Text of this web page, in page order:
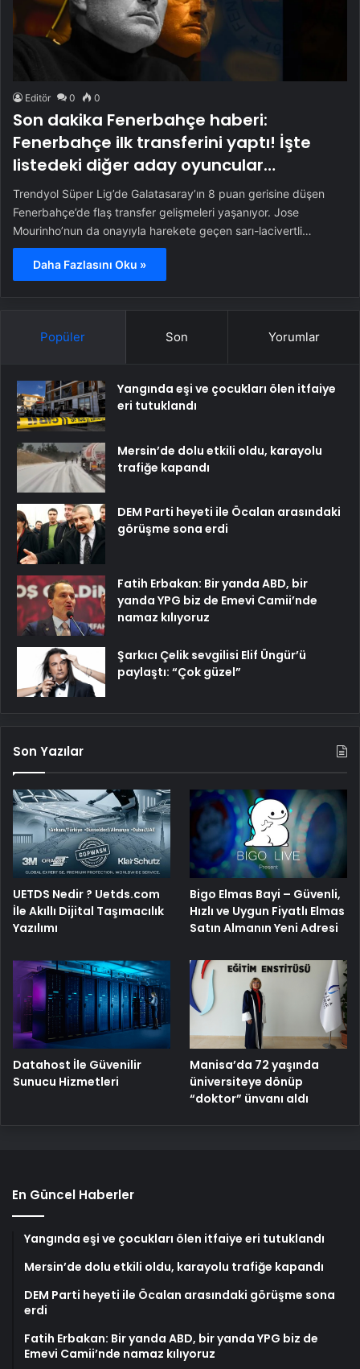
Editör 0 0
Son dakika Fenerbahçe haberi:
Fenerbahçe ilk transferini yaptı! İşte
listedeki diğer aday oyuncular…
Trendyol Süper Lig’de Galatasaray’ın 8 puan gerisine düşen
Fenerbahçe’de flaş transfer gelişmeleri yaşanıyor. Jose
Mourinho’nun da onayıyla harekete geçen sarı-lacivertli…
Daha Fazlasını Oku »
Popüler Son Yorumlar
Yangında eşi ve çocukları ölen itfaiye
eri tutuklandı
Mersin’de dolu etkili oldu, karayolu
trafiğe kapandı
DEM Parti heyeti ile Öcalan arasındaki
görüşme sona erdi
Fatih Erbakan: Bir yanda ABD, bir
yanda YPG biz de Emevi Camii’nde
namaz kılıyoruz
Şarkıcı Çelik sevgilisi Elif Üngür’ü
paylaştı: “Çok güzel”
Son Yazılar
UETDS Nedir ? Uetds.com
İle Akıllı Dijital Taşımacılık
Yazılımı
Bigo Elmas Bayi – Güvenli,
Hızlı ve Uygun Fiyatlı Elmas
Satın Almanın Yeni Adresi
Datahost İle Güvenilir
Sunucu Hizmetleri
Manisa’da 72 yaşında
üniversiteye dönüp
“doktor” ünvanı aldı
En Güncel Haberler
Yangında eşi ve çocukları ölen itfaiye eri tutuklandı
Mersin’de dolu etkili oldu, karayolu trafiğe kapandı
DEM Parti heyeti ile Öcalan arasındaki görüşme sona
erdi
Fatih Erbakan: Bir yanda ABD, bir yanda YPG biz de
Emevi Camii’nde namaz kılıyoruz